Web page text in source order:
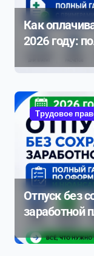
Как
2026 году:
Трудовое
Отпуск без
заработной
нюансам